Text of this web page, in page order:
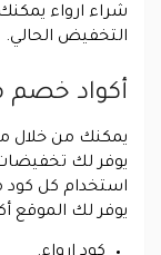
التخفيض الحالي.
أكواد خصم
يمكنك من خلال
يوفر لك
استخدام كل كود
يوفر لك الموقع